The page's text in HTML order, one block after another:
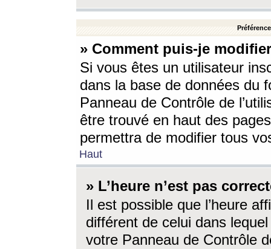
» Comment puis-je
Si vous êtes un utilisateur
dans la base de données du
Panneau de Contrôle de
être trouvé en haut des
permettra de modifier tous
Haut
» L’heure n’est pas
Il est possible que l’heure
différent de celui dans
votre Panneau de Contrôle